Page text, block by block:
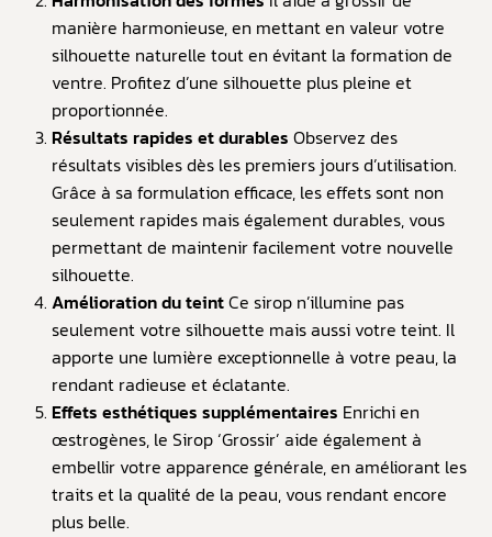
manière harmonieuse, en mettant en valeur votre
silhouette naturelle tout en évitant la formation de
ventre. Profitez d’une silhouette plus pleine et
proportionnée.
Résultats rapides et durables Observez des
résultats visibles dès les premiers jours d’utilisation.
Grâce à sa formulation efficace, les effets sont non
seulement rapides mais également durables, vous
permettant de maintenir facilement votre nouvelle
silhouette.
Amélioration du teintCe sirop n’illumine pas
seulement votre silhouette mais aussi votre teint. Il
apporte une lumière exceptionnelle à votre peau, la
rendant radieuse et éclatante.
Effets esthétiques supplémentaires Enrichi en
œstrogènes, le Sirop ‘Grossir’ aide également à
embellir votre apparence générale, en améliorant les
traits et la qualité de la peau, vous rendant encore
plus belle.